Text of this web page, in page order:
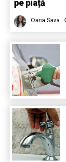
pe piață
Oana Sava